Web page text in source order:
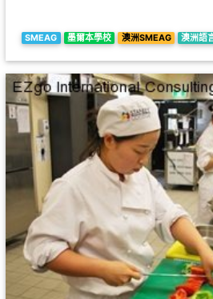
SMEAG 墨爾本學校 澳洲SMEAG 澳洲語